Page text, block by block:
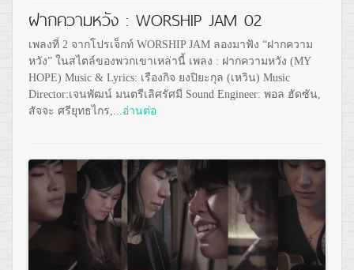
ฝากความหวัง : WORSHIP JAM 02
เพลงที่ 2 จากโปรเจ็กท์ WORSHIP JAM ลองมาฟัง “ฝากความ
หวัง” ในสไตล์ของพวกเขาเหล่านี้ เพลง : ฝากความหวัง (MY
HOPE) Music & Lyrics: เรืองกิจ ยงปิยะกุล (เหวิน) Music
Director:เจนพัฒน์ มนตรีเลิศรัศมี Sound Engineer: พอล ฮัดซัน,
สัจจะ ศรียุทธไกร,...อ่านต่อ